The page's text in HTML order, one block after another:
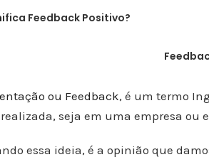
Feedback Positivo?
ou Feedback, é um termo
seja em uma empresa ou
essa ideia, é a opinião que